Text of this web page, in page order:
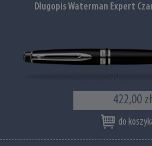
Długopis Waterman Expert
422,00 zł
do